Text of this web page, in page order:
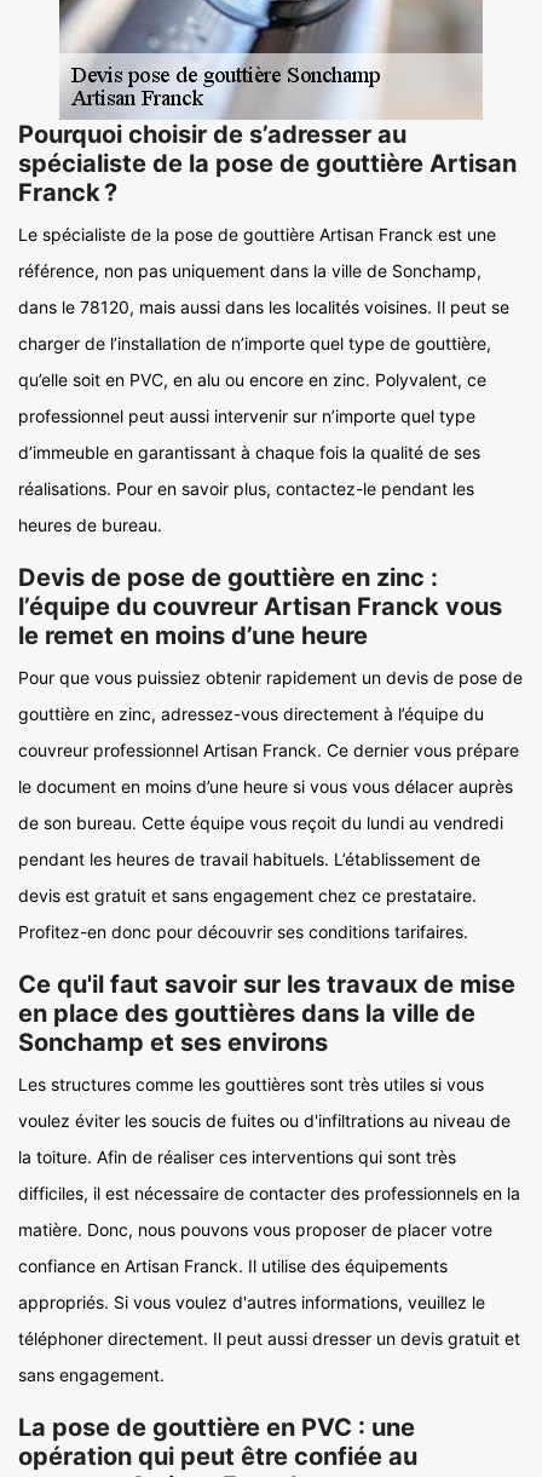
Pourquoi choisir de s’adresser au
spécialiste de la pose de gouttière Artisan
Franck ?
Le spécialiste de la pose de gouttière Artisan Franck est une
référence, non pas uniquement dans la ville de Sonchamp,
dans le 78120, mais aussi dans les localités voisines. Il peut se
charger de l’installation de n’importe quel type de gouttière,
qu’elle soit en PVC, en alu ou encore en zinc. Polyvalent, ce
professionnel peut aussi intervenir sur n’importe quel type
d’immeuble en garantissant à chaque fois la qualité de ses
réalisations. Pour en savoir plus, contactez-le pendant les
heures de bureau.
Devis de pose de gouttière en zinc :
l’équipe du couvreur Artisan Franck vous
le remet en moins d’une heure
Pour que vous puissiez obtenir rapidement un devis de pose de
gouttière en zinc, adressez-vous directement à l’équipe du
couvreur professionnel Artisan Franck. Ce dernier vous prépare
le document en moins d’une heure si vous vous délacer auprès
de son bureau. Cette équipe vous reçoit du lundi au vendredi
pendant les heures de travail habituels. L’établissement de
devis est gratuit et sans engagement chez ce prestataire.
Profitez-en donc pour découvrir ses conditions tarifaires.
Ce qu'il faut savoir sur les travaux de mise
en place des gouttières dans la ville de
Sonchamp et ses environs
Les structures comme les gouttières sont très utiles si vous
voulez éviter les soucis de fuites ou d'infiltrations au niveau de
la toiture. Afin de réaliser ces interventions qui sont très
difficiles, il est nécessaire de contacter des professionnels en la
matière. Donc, nous pouvons vous proposer de placer votre
confiance en Artisan Franck. Il utilise des équipements
appropriés. Si vous voulez d'autres informations, veuillez le
téléphoner directement. Il peut aussi dresser un devis gratuit et
sans engagement.
La pose de gouttière en PVC : une
opération qui peut être confiée au